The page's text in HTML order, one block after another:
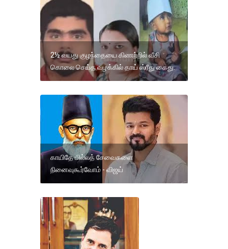
2½ வயது குழந்தையை கிணற்றில் வீசி
கொலை செய்த வழக்கில் தாய் ஸ்ரீது கைது.
காயிதே மில்லத் சேவைகளை
நினைவுகூர்வோம் - விஜய்